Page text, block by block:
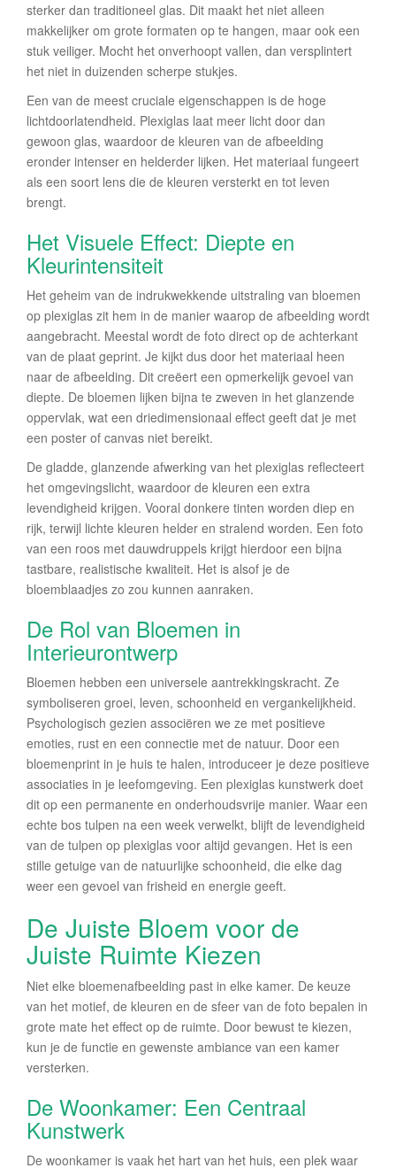
sterker dan traditioneel glas. Dit maakt het niet alleen
makkelijker om grote formaten op te hangen, maar ook een
stuk veiliger. Mocht het onverhoopt vallen, dan versplintert
het niet in duizenden scherpe stukjes.
Een van de meest cruciale eigenschappen is de hoge
lichtdoorlatendheid. Plexiglas laat meer licht door dan
gewoon glas, waardoor de kleuren van de afbeelding
eronder intenser en helderder lijken. Het materiaal fungeert
als een soort lens die de kleuren versterkt en tot leven
brengt.
Het Visuele Effect: Diepte en
Kleurintensiteit
Het geheim van de indrukwekkende uitstraling van bloemen
op plexiglas zit hem in de manier waarop de afbeelding wordt
aangebracht. Meestal wordt de foto direct op de achterkant
van de plaat geprint. Je kijkt dus door het materiaal heen
naar de afbeelding. Dit creëert een opmerkelijk gevoel van
diepte. De bloemen lijken bijna te zweven in het glanzende
oppervlak, wat een driedimensionaal effect geeft dat je met
een poster of canvas niet bereikt.
De gladde, glanzende afwerking van het plexiglas reflecteert
het omgevingslicht, waardoor de kleuren een extra
levendigheid krijgen. Vooral donkere tinten worden diep en
rijk, terwijl lichte kleuren helder en stralend worden. Een foto
van een roos met dauwdruppels krijgt hierdoor een bijna
tastbare, realistische kwaliteit. Het is alsof je de
bloemblaadjes zo zou kunnen aanraken.
De Rol van Bloemen in
Interieurontwerp
Bloemen hebben een universele aantrekkingskracht. Ze
symboliseren groei, leven, schoonheid en vergankelijkheid.
Psychologisch gezien associëren we ze met positieve
emoties, rust en een connectie met de natuur. Door een
bloemenprint in je huis te halen, introduceer je deze positieve
associaties in je leefomgeving. Een plexiglas kunstwerk doet
dit op een permanente en onderhoudsvrije manier. Waar een
echte bos tulpen na een week verwelkt, blijft de levendigheid
van de tulpen op plexiglas voor altijd gevangen. Het is een
stille getuige van de natuurlijke schoonheid, die elke dag
weer een gevoel van frisheid en energie geeft.
De Juiste Bloem voor de
Juiste Ruimte Kiezen
Niet elke bloemenafbeelding past in elke kamer. De keuze
van het motief, de kleuren en de sfeer van de foto bepalen in
grote mate het effect op de ruimte. Door bewust te kiezen,
kun je de functie en gewenste ambiance van een kamer
versterken.
De Woonkamer: Een Centraal
Kunstwerk
De woonkamer is vaak het hart van het huis, een plek waar